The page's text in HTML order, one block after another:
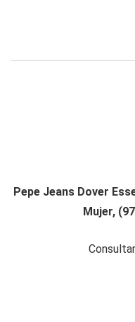
Pepe Jeans Dover
Mujer,